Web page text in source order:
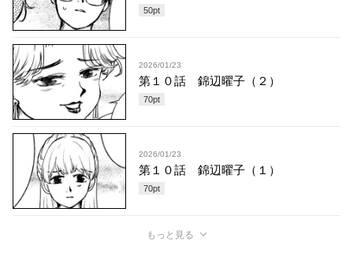
50pt
2026/01/23
第１０話 錦辺曜子（２）
70pt
2026/01/23
第１０話 錦辺曜子（１）
70pt
もっと見る